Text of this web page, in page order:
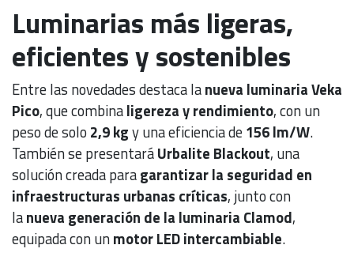
Luminarias más ligeras,
eficientes y sostenibles
Entre las novedades destaca lanueva luminaria Veka
Pico, que combinaligereza y rendimiento, con un
peso de solo 2,9 kgy una eficiencia de156 lm/W.
También se presentaráUrbalite Blackout, una
solución creada paragarantizar la seguridad en
infraestructuras urbanas críticas, junto con
lanueva generación de la luminaria Clamod,
equipada con unmotor LED intercambiable.